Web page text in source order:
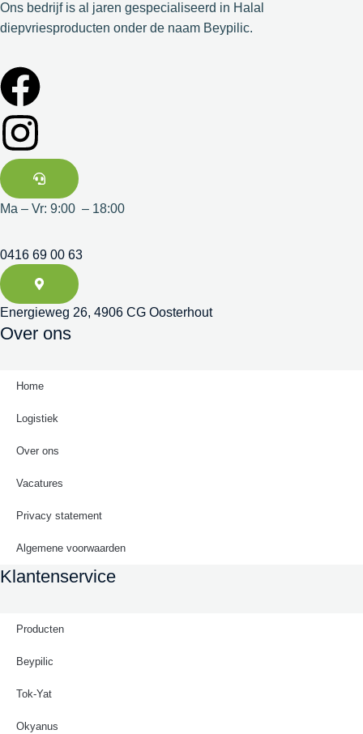
Ons bedrijf is al jaren gespecialiseerd in Halal
diepvriesproducten onder de naam Beypilic.
Ma – Vr: 9:00 – 18:00
0416 69 00 63
Energieweg 26, 4906 CG Oosterhout
Over ons
Home
Logistiek
Over ons
Vacatures
Privacy statement
Algemene voorwaarden
Klantenservice
Producten
Beypilic
Tok-Yat
Okyanus